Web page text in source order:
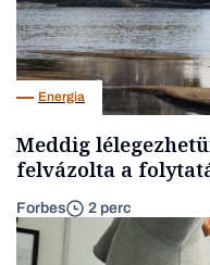
Energia
Meddig
felvázolta a
Forbes 2 perc